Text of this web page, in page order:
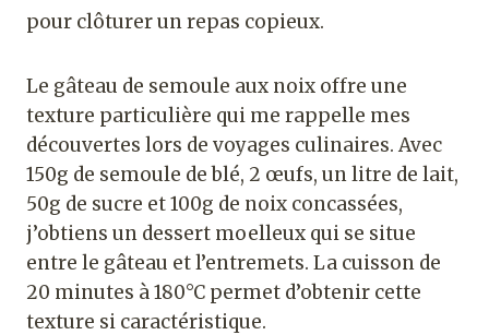
pour clôturer un repas copieux.
Le gâteau de semoule aux noix offre une
texture particulière qui me rappelle mes
découvertes lors de voyages culinaires. Avec
150g de semoule de blé, 2 œufs, un litre de lait,
50g de sucre et 100g de noix concassées,
j’obtiens un dessert moelleux qui se situe
entre le gâteau et l’entremets. La cuisson de
20 minutes à 180°C permet d’obtenir cette
texture si caractéristique.